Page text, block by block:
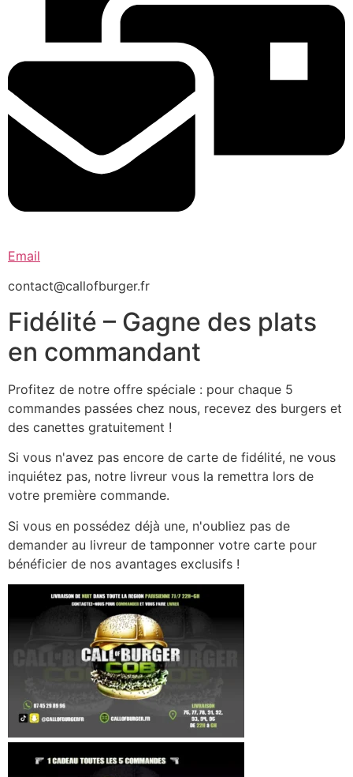
Email
contact@callofburger.fr
Fidélité – Gagne des plats
en commandant
Profitez de notre offre spéciale : pour chaque 5
commandes passées chez nous, recevez des burgers et
des canettes gratuitement !
Si vous n'avez pas encore de carte de fidélité, ne vous
inquiétez pas, notre livreur vous la remettra lors de
votre première commande.
Si vous en possédez déjà une, n'oubliez pas de
demander au livreur de tamponner votre carte pour
bénéficier de nos avantages exclusifs !